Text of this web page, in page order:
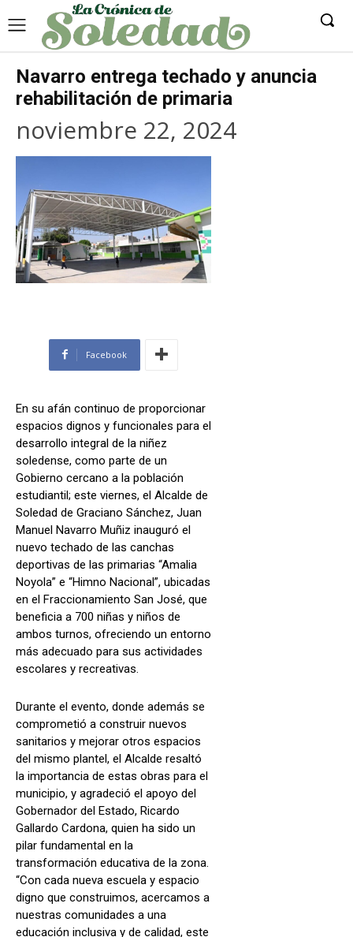
Navarro entrega techado y anuncia
rehabilitación de primaria
noviembre 22, 2024
Facebook
En su afán continuo de proporcionar
espacios dignos y funcionales para el
desarrollo integral de la niñez
soledense, como parte de un
Gobierno cercano a la población
estudiantil; este viernes, el Alcalde de
Soledad de Graciano Sánchez, Juan
Manuel Navarro Muñiz inauguró el
nuevo techado de las canchas
deportivas de las primarias “Amalia
Noyola” e “Himno Nacional”, ubicadas
en el Fraccionamiento San José, que
beneficia a 700 niñas y niños de
ambos turnos, ofreciendo un entorno
más adecuado para sus actividades
escolares y recreativas.
Durante el evento, donde además se
comprometió a construir nuevos
sanitarios y mejorar otros espacios
del mismo plantel, el Alcalde resaltó
la importancia de estas obras para el
municipio, y agradeció el apoyo del
Gobernador del Estado, Ricardo
Gallardo Cardona, quien ha sido un
pilar fundamental en la
transformación educativa de la zona.
“Con cada nueva escuela y espacio
digno que construimos, acercamos a
nuestras comunidades a una
educación inclusiva y de calidad, este